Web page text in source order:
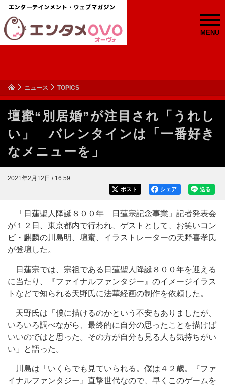
MENU
ニュース TOPICS
壇蜜“別居婚”が注目され「うれし
い」 バレンタインは「一番好き
なメニューを」
2021年2月12日 / 16:59
送る
シェア
ポスト
「日蓮聖人降誕８００年 日蓮宗記念事業」記者発表会
が１２日、東京都内で行われ、ゲストとして、お笑いコン
ビ・麒麟の川島明、壇蜜、イラストレーターの天野喜孝氏
が登壇した。
日蓮宗では、宗祖である日蓮聖人降誕８００年を迎える
に当たり、『ファイナルファンタジー』のイメージイラス
トなどで知られる天野氏に法華経画の制作を依頼した。
天野氏は「僕に描けるのかという不安もありましたが、
いろいろ調べながら、最終的に自分の思ったことを描けば
いいのではと思った。その方が自分も見る人も気持ちがい
い」と語った。
川島は「いくらでも見ていられる。僕は４２歳。『ファ
イナルファンタジー』直撃世代なので、早くこのゲームを